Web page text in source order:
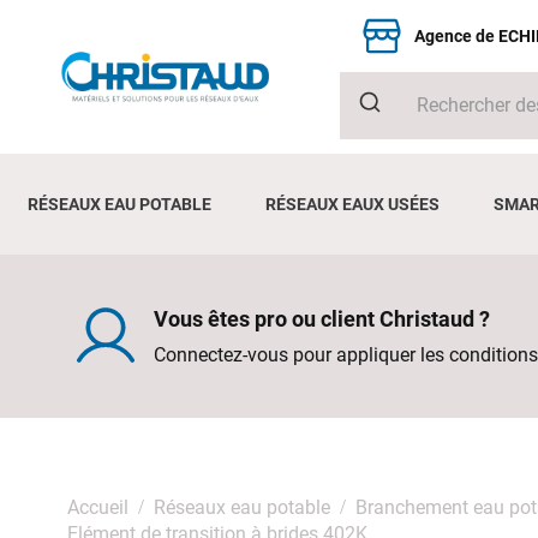
Agence de
RÉSEAUX EAU POTABLE RÉSEAUX EAUX USÉES
Vous êtes pro ou client Christaud ?
Connectez-vous pour appliquer les
Accueil Réseaux eau potable Branchement eau